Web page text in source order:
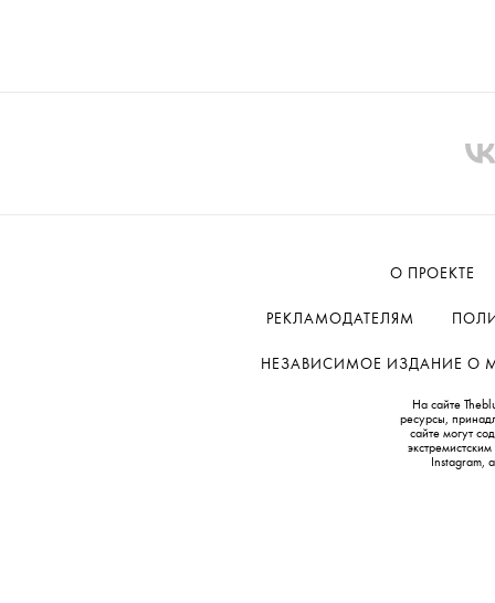
О ПРОЕКТЕ
РЕКЛАМОДАТЕЛЯМ
НЕЗАВИСИМОЕ ИЗДАНИЕ О
На сайте
ресурсы,
сайте могут
Instagram,